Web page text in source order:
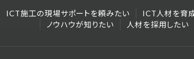
ICT施工の現場サポートを頼みたい ICT人材を育
ノウハウが知りたい
人材を採用したい